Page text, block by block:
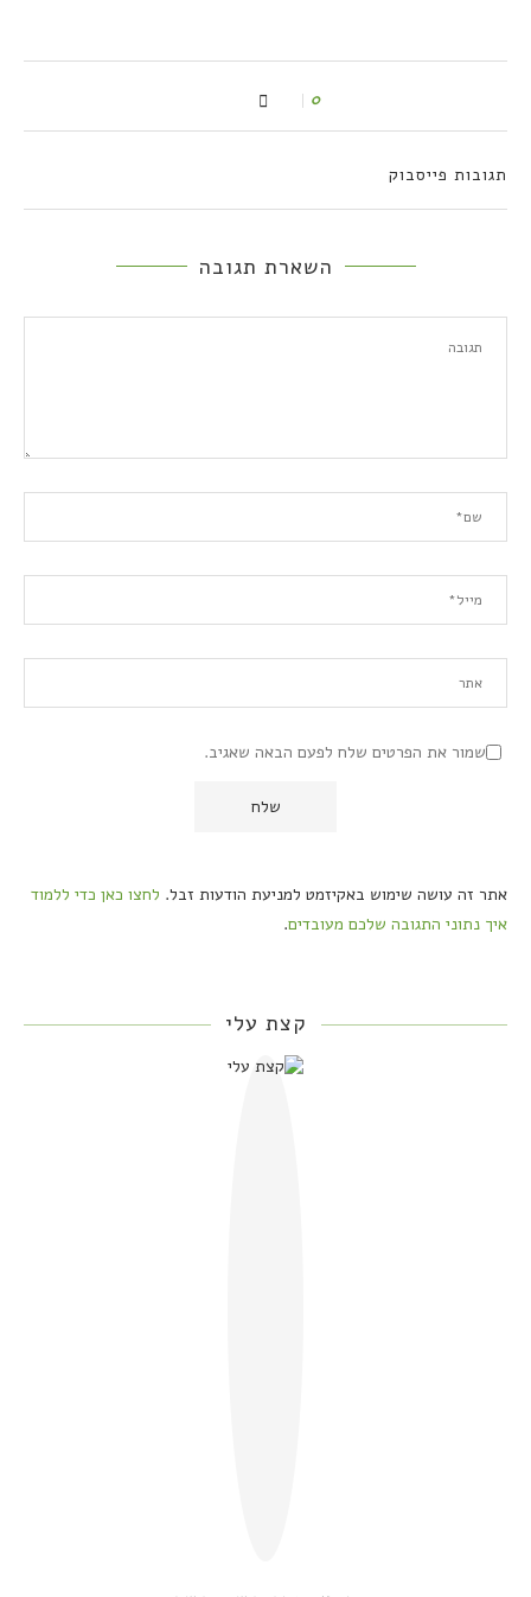
0
תגובות פייסבוק
השארת תגובה
שמור את הפרטים שלח לפעם הבאה שאגיב.
אתר זה עושה שימוש באקיזמט למניעת הודעות זבל. לחצו כאן כדי ללמוד
איך נתוני התגובה שלכם מעובדים.
קצת עלי